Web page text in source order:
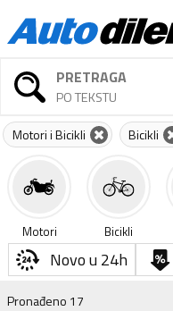
PRETRAGA
PO TEKSTU
Motori i Bicikli Bicikli
Motori Bicikli
Novo u 24h
Pronađeno 17